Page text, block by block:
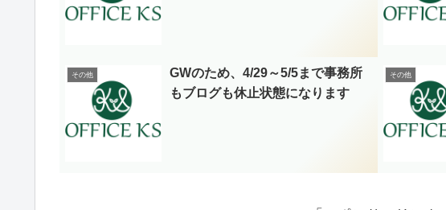
その他
GWのため、4/29～5/5まで事務所
もブログも休止状態になります
その他